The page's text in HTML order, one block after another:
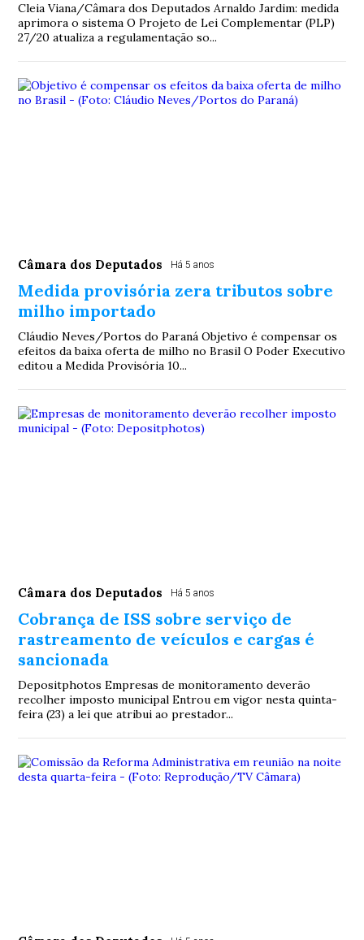
Cleia Viana/Câmara dos Deputados Arnaldo Jardim: medida
aprimora o sistema O Projeto de Lei Complementar (PLP)
27/20 atualiza a regulamentação so...
Câmara dos Deputados Há 5 anos
Medida provisória zera tributos sobre
milho importado
Cláudio Neves/Portos do Paraná Objetivo é compensar os
efeitos da baixa oferta de milho no Brasil O Poder Executivo
editou a Medida Provisória 10...
Câmara dos Deputados Há 5 anos
Cobrança de ISS sobre serviço de
rastreamento de veículos e cargas é
sancionada
Depositphotos Empresas de monitoramento deverão
recolher imposto municipal Entrou em vigor nesta quinta-
feira (23) a lei que atribui ao prestador...